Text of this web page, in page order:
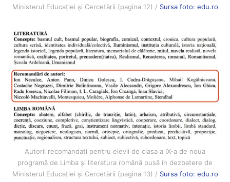
Ministerul Educației și Cercetării (pagina 12) / Sursa foto: edu.ro
Autorii recomandati pentru elevii de clasa a IX-a de noua
programă de Limba și literatura română pusă în dezbatere de
Ministerul Educației și Cercetării (pagina 13) / Sursa foto: edu.ro